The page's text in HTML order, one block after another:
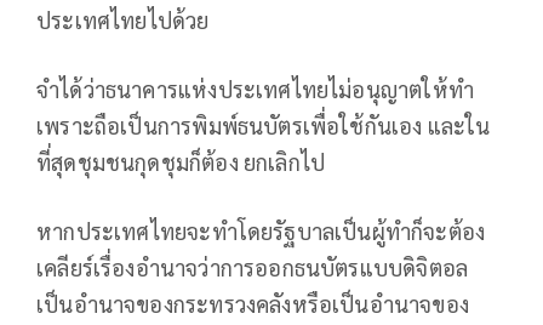
ประเทศไทยไปด้วย
จำได้ว่าธนาคารแห่งประเทศไทยไม่อนุญาตให้ทำ
เพราะถือเป็นการพิมพ์ธนบัตรเพื่อใช้กันเอง และใน
ที่สุดชุมชนกุดชุมก็ต้อง ยกเลิกไป
หากประเทศไทยจะทำโดยรัฐบาลเป็นผู้ทำก็จะต้อง
เคลียร์เรื่องอำนาจว่าการออกธนบัตรแบบดิจิตอล
เป็นอำนาจของกระทรวงคลังหรือเป็นอำนาจของ